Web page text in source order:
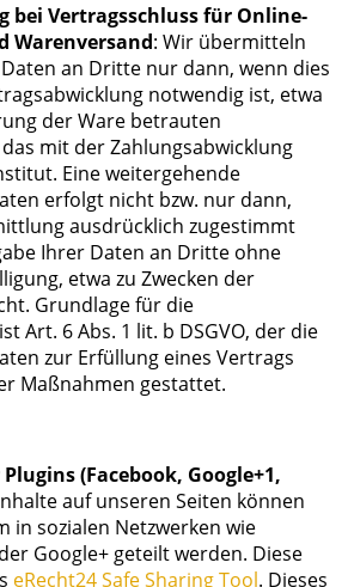
Vertragsschluss für Online-
Warenversand: Wir übermitteln
an Dritte nur dann, wenn dies
notwendig ist, etwa
der Ware betrauten
mit der Zahlungsabwicklung
Eine weitergehende
erfolgt nicht bzw. nur dann,
ausdrücklich zugestimmt
Ihrer Daten an Dritte ohne
etwa zu Zwecken der
Grundlage für die
Art. 6 Abs. 1 lit. b DSGVO, der die
zur Erfüllung eines Vertrags
Maßnahmen gestattet.
(Facebook, Google+1,
auf unseren Seiten können
in sozialen Netzwerken wie
Google+ geteilt werden. Diese
eRecht24 Safe Sharing Tool. Dieses